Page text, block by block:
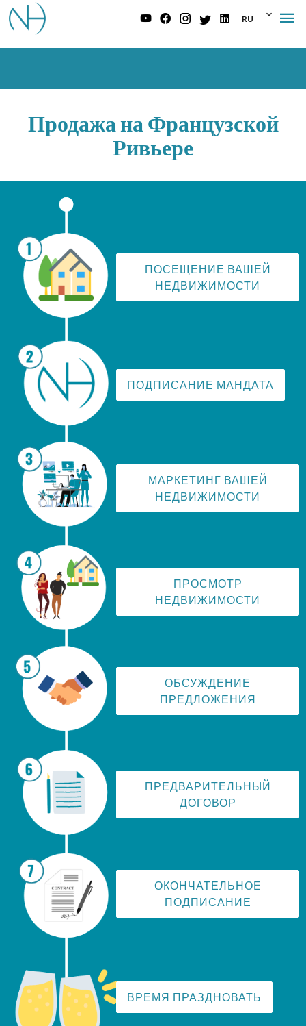
RU
Продажа на Французской
Ривьере
ПОДПИСАНИЕ МАНДАТА
ПОСЕЩЕНИЕ ВАШЕЙ
НЕДВИЖИМОСТИ
МАРКЕТИНГ ВАШЕЙ
НЕДВИЖИМОСТИ
ПРОСМОТР
НЕДВИЖИМОСТИ
ПРЕДВАРИТЕЛЬНЫЙ
ДОГОВОР
ОБСУЖДЕНИЕ
ПРЕДЛОЖЕНИЯ
ОКОНЧАТЕЛЬНОЕ
ПОДПИСАНИЕ
ВРЕМЯ ПРАЗДНОВАТЬ